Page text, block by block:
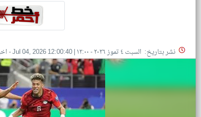
نشر بتاريخ: السبت ٤ تموز ٢٠٢٦ - ١٢:٠٠ |
Jul 04, 2026 12:00:40
-